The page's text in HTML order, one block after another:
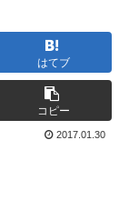
はてブ
コピー
2017.01.30